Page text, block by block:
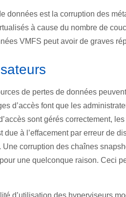
données est la corruption des
à cause du nombre de
VMFS peut avoir de graves
de pertes de données
d’accès font que les
sont gérés correctement,
due à l’effacement par erreur de
corruption des chaînes
une quelconque raison. Ceci
d’utilisation des hyperviseurs